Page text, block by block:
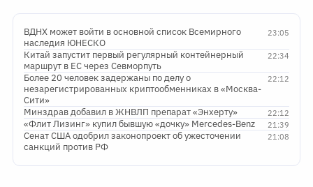
23:05
ВДНХ может войти в основной список Всемирного
наследия ЮНЕСКО
22:34
Китай запустит первый регулярный контейнерный
маршрут в ЕС через Севморпуть
22:12
Более 20 человек задержаны по делу о
незарегистрированных криптообменниках в «Москва-
Сити»
22:12
Минздрав добавил в ЖНВЛП препарат «Энхерту»
21:39
«Флит Лизинг» купил бывшую «дочку» Mercedes-Benz
21:08
Сенат США одобрил законопроект об ужесточении
санкций против РФ